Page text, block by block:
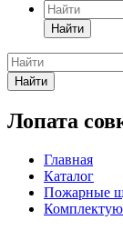
Найти
Найти
Лопата
Главная
Каталог
Пожарные